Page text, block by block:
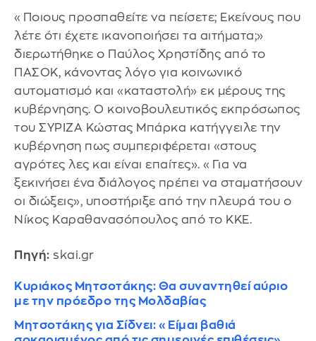
«Ποιους προσπαθείτε να πείσετε; Εκείνους που
λέτε ότι έχετε ικανοποιήσει τα αιτήματα;»
διερωτήθηκε ο Παύλος Χρηστίδης από το
ΠΑΣΟΚ, κάνοντας λόγο για κοινωνικό
αυτοματισμό και «καταστολή» εκ μέρους της
κυβέρνησης. Ο κοινοβουλευτικός εκπρόσωπος
του ΣΥΡΙΖΑ Κώστας Μπάρκα κατήγγειλε την
κυβέρνηση πως συμπεριφέρεται «στους
αγρότες λες και είναι επαίτες». «Για να
ξεκινήσει ένα διάλογος πρέπει να σταματήσουν
οι διώξεις», υποστήριξε από την πλευρά του ο
Νίκος Καραθανασόπουλος από το ΚΚΕ.
Πηγή: skai.gr
Κυριάκος Μητσοτάκης: Θα συναντηθεί αύριο
με την πρόεδρο της Μολδαβίας
Μητσοτάκης για Σίδνει: «Είμαι βαθιά